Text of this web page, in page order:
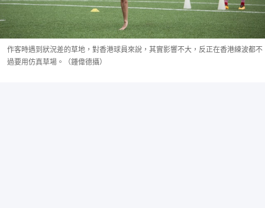
作客時遇到狀況差的草地，對香港球員來說，其實影響不大，反正在香港練波都不
過要用仿真草場。（鍾偉德攝）